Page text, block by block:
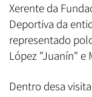
Xerente da
Deportiva da
representado
López "Juanín" e
Dentro desa